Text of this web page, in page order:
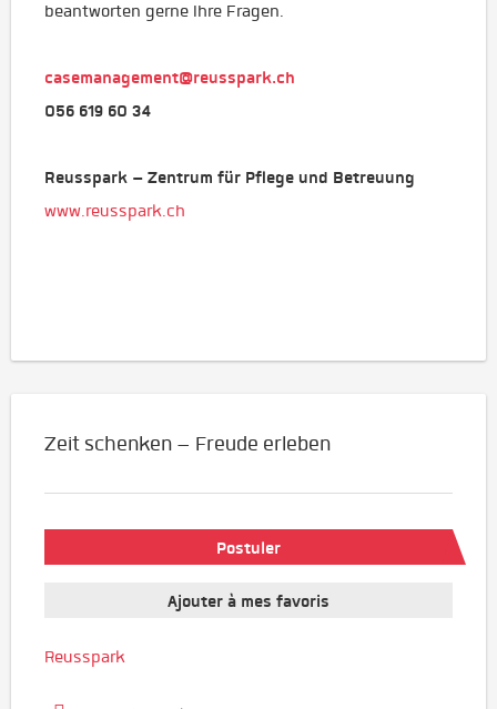
beantworten gerne Ihre Fragen.
casemanagement@reusspark.ch
056 619 60 34
Reusspark – Zentrum für Pflege und Betreuung
www.reusspark.ch
Zeit schenken – Freude erleben
Postuler
Ajouter à mes favoris
Reusspark